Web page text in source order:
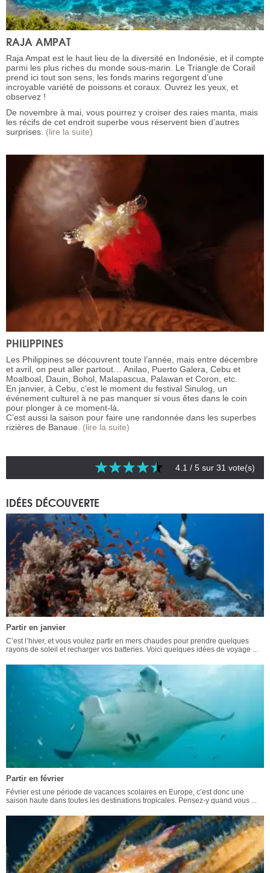
RAJA AMPAT
Raja Ampat est le haut lieu de la diversité en Indonésie, et il compte
parmi les plus riches du monde sous-marin. Le Triangle de Corail
prend ici tout son sens, les fonds marins regorgent d’une
incroyable variété de poissons et coraux. Ouvrez les yeux, et
observez !
De novembre à mai, vous pourrez y croiser des raies manta, mais
les récifs de cet endroit superbe vous réservent bien d’autres
surprises. (lire la suite)
PHILIPPINES
Les Philippines se découvrent toute l’année, mais entre décembre
et avril, on peut aller partout… Anilao, Puerto Galera, Cebu et
Moalboal, Dauin, Bohol, Malapascua, Palawan et Coron, etc.
En janvier, à Cebu, c’est le moment du festival Sinulog, un
événement culturel à ne pas manquer si vous êtes dans le coin
pour plonger à ce moment-là.
C’est aussi la saison pour faire une randonnée dans les superbes
rizières de Banaue. (lire la suite)
4.1 / 5 sur 31 vote(s)
IDÉES DÉCOUVERTE
Partir en janvier
C’est l’hiver, et vous voulez partir en mers chaudes pour prendre quelques
rayons de soleil et recharger vos batteries. Voici quelques idées de voyage ...
Partir en février
Février est une période de vacances scolaires en Europe, c’est donc une
saison haute dans toutes les destinations tropicales. Pensez-y quand vous ...